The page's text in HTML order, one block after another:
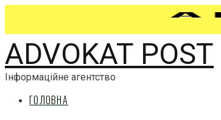
ADVOKAT POST
Інформаційне агентство
ГОЛОВНА